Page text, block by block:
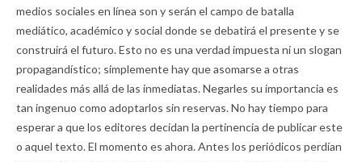
medios sociales en línea son y serán el campo de batalla
mediático, académico y social donde se debatirá el presente y se
construirá el futuro. Esto no es una verdad impuesta ni un slogan
propagandístico; simplemente hay que asomarse a otras
realidades más allá de las inmediatas. Negarles su importancia es
tan ingenuo como adoptarlos sin reservas. No hay tiempo para
esperar a que los editores decidan la pertinencia de publicar este
o aquel texto. El momento es ahora. Antes los periódicos perdían